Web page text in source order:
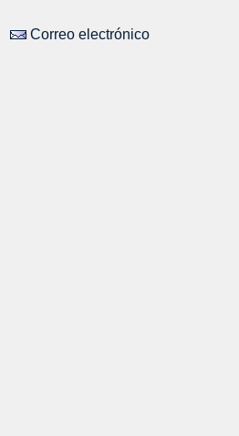
Correo electrónico